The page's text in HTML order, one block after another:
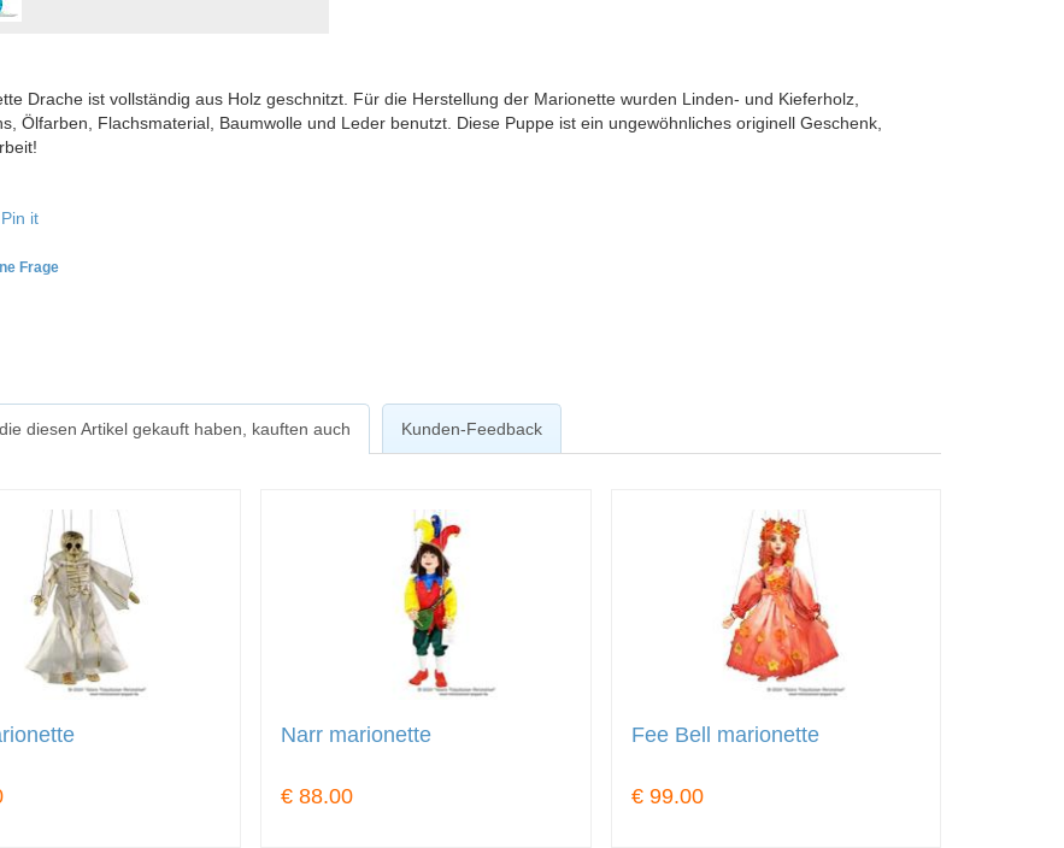
Drache ist vollständig aus Holz geschnitzt. Für die Herstellung der Marionette wurden Linden- und Kieferholz,
Ölfarben, Flachsmaterial, Baumwolle und Leder benutzt. Diese Puppe ist ein ungewöhnliches originell Geschenk,
Pin it
Frage
diesen Artikel gekauft haben, kauften auch Kunden-Feedback
Narr marionette
€ 88.00
Fee Bell marionette
€ 99.00